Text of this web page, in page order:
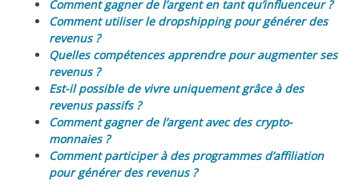
Comment gagner de l’argent en tant qu’influenceur ?
Comment utiliser le dropshipping pour générer des
revenus ?
Quelles compétences apprendre pour augmenter ses
revenus ?
Est-il possible de vivre uniquement grâce à des
revenus passifs ?
Comment gagner de l’argent avec des crypto-
monnaies ?
Comment participer à des programmes d’affiliation
pour générer des revenus ?